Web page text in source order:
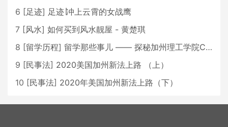
6 [足迹] 足迹∣冲上云霄的女战鹰
7 [风水] 如何买到风水靓屋 - 黄楚琪
8 [留学历程] 留学那些事儿 —— 探秘加州理工学院Caltech博士生活 [上集]
9 [民事法] 2020美国加州新法上路 （上）
10 [民事法] 2020年美国加州新法上路（下）